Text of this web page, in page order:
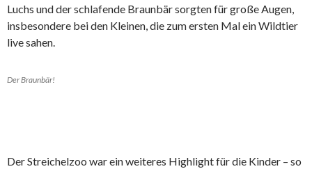
Luchs und der schlafende Braunbär sorgten für große Augen,
insbesondere bei den Kleinen, die zum ersten Mal ein Wildtier
live sahen.
Der Braunbär!
Der Streichelzoo war ein weiteres Highlight für die Kinder – so